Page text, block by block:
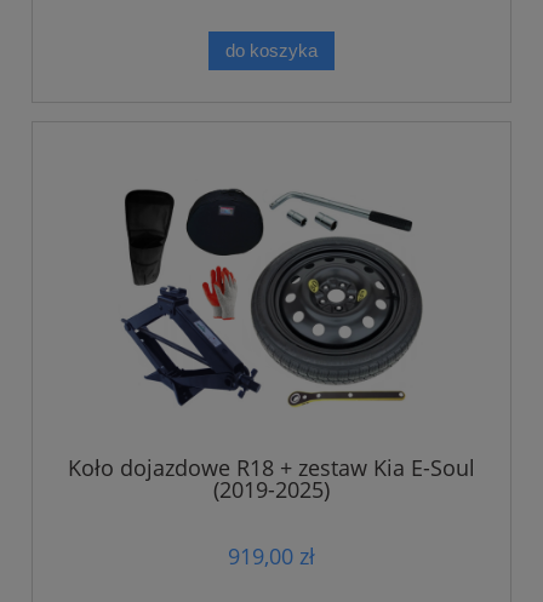
do koszyka
Koło dojazdowe R18 + zestaw Kia E-Soul
(2019-2025)
919,00 zł